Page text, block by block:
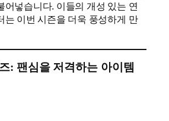
어넣습니다. 이들의 개성 있는 연
는 이번 시즌을 더욱 풍성하게 만
: 팬심을 저격하는 아이템